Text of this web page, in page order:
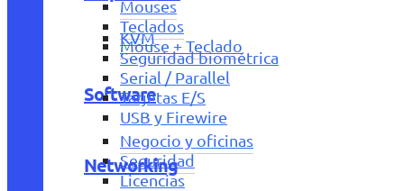
Mouses
Teclados
Mouse + Teclado
Software
Negocio y oficinas
Seguridad
Licencias
KVM
Seguridad biométrica
Serial / Parallel
Tarjetas E/S
USB y Firewire
Networking